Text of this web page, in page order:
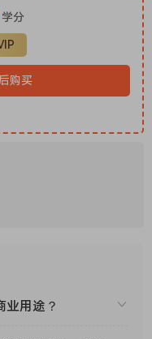
学分
购买
业用途？